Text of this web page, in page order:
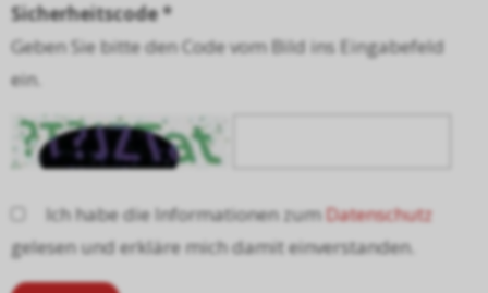
Sicherheitscode *
Geben Sie bitte den Code vom Bild ins Eingabefeld
ein.
Ich habe die Informationen zumDatenschutz
gelesen und erkläre mich damit einverstanden.